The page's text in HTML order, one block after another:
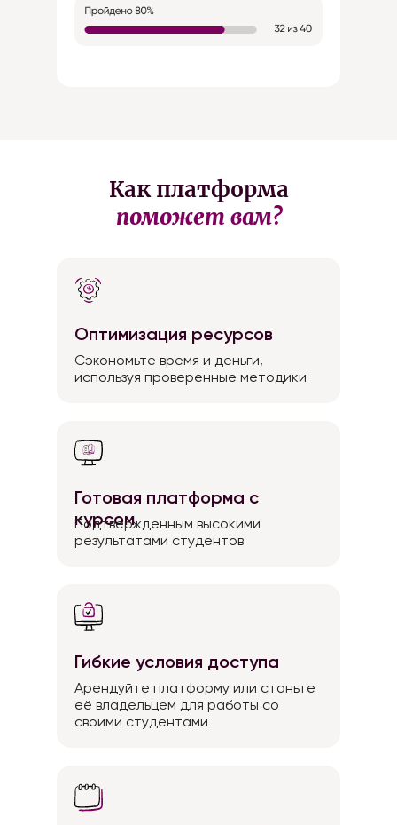
Как платформа
поможет вам?
Оптимизация ресурсов
Cэкономьте время и деньги,
используя проверенные методики
Гибкие условия доступа
Арендуйте платформу или станьте
её владельцем для работы со
своими студентами
Готовая платформа с
курсом
Подтверждённым высокими
результатами студентов